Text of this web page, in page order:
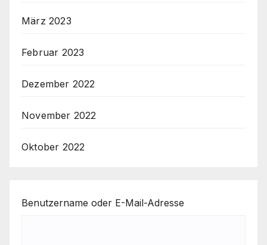
März 2023
Februar 2023
Dezember 2022
November 2022
Oktober 2022
Benutzername oder E-Mail-Adresse